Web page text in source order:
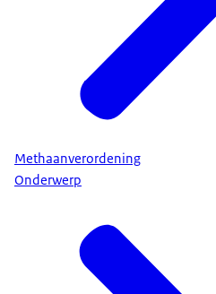
Methaanverordening
Onderwerp